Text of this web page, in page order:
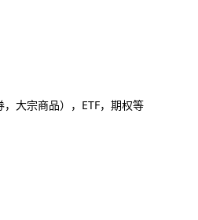
大宗商品），ETF，期权等